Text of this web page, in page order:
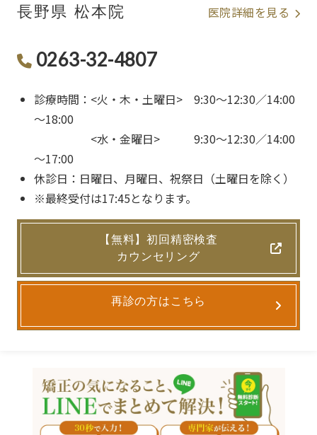
長野県 松本院 医院詳細を見る
0263-32-4807
診療時間：<火・木・土曜日> 9:30～12:30／14:00
～18:00
<水・金曜日> 9:30～12:30／14:00
～17:00
休診日：日曜日、月曜日、祝祭日（土曜日を除く）
※最終受付は17:45となります。
【無料】初回精密検査
カウンセリング
再診の方はこちら